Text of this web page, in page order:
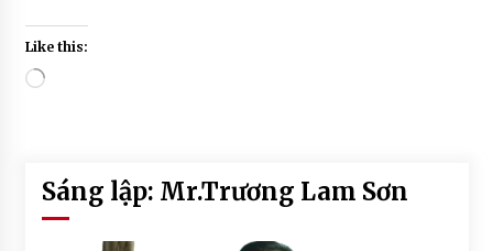
Like this:
Loading…
Sáng lập: Mr.Trương Lam Sơn